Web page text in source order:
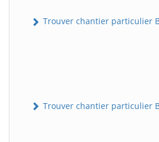
Trouver chantier particulier
Trouver chantier particulier